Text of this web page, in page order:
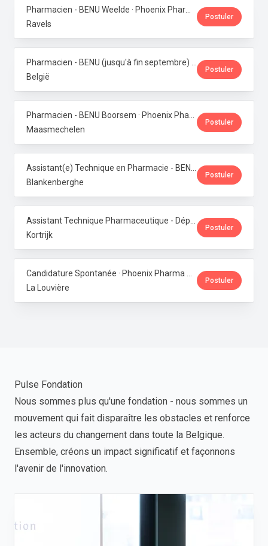
Ravels
Postuler
België
Postuler
Maasmechelen
Postuler
Blankenberghe
Postuler
Kortrijk
Postuler
La Louvière
Postuler
Pulse Fondation
Nous sommes plus qu'une fondation - nous sommes un
mouvement qui fait disparaître les obstacles et renforce
les acteurs du changement dans toute la Belgique.
Ensemble, créons un impact significatif et façonnons
l'avenir de l'innovation.